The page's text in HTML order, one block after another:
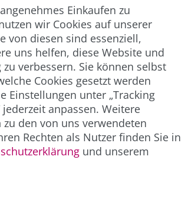
Abonnieren
Hierbei handelt es sich um ein Pflichtfeld.
Einkaufen zu
wir Cookies auf unserer
von diesen sind essenziell,
uns helfen, diese Website und
verbessern. Sie können selbst
Cookies gesetzt werden
Einstellungen unter „Tracking
anpassen. Weitere
den von uns verwendeten
Rechten als Nutzer finden Sie in
und unserem